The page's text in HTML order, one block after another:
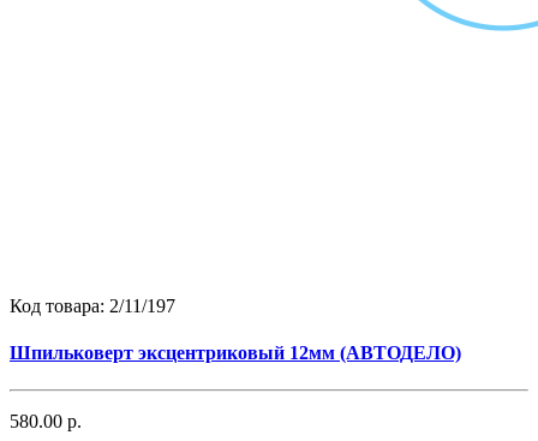
Код товара: 2/11/197
Шпильковерт эксцентриковый 12мм (АВТОДЕЛО)
580.00 р.